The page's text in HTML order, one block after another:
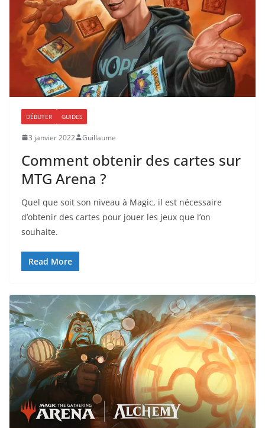
DÉBUTER GUIDES
3 janvier 2022 Guillaume
Comment obtenir des cartes sur
MTG Arena ?
Quel que soit son niveau à Magic, il est nécessaire
d’obtenir des cartes pour jouer les jeux que l’on
souhaite.
Read More